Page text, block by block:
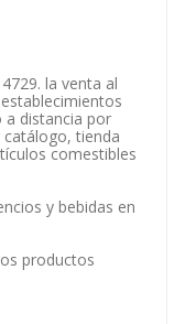
la venta al
distancia por
tienda
comestibles
y bebidas en
productos